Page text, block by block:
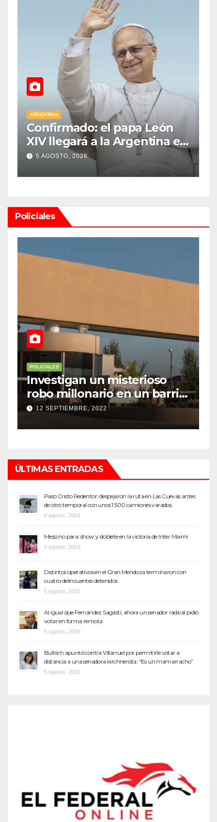
el papa León
la Argentina el
y realizará
ARGENTINA
Más de 900
permanecieron
la mina
nieve:
5 AGOSTO, 2026
Policiales
un misterioso
en un barrio
2022
POLICIALES
Lavalle: cayó
su auto y
heridas
11 SEPTIEMBRE, 2022
ÚLTIMAS ENTRADAS
Paso Cristo Redentor: despejaron la ruta en Las Cuevas antes
de otro temporal con unos 1.500 camiones varados
6 agosto, 2026
Messi no para: show y doblete en la victoria de Inter Miami
6 agosto, 2026
Distintos operativos en el Gran Mendoza terminaron con
cuatro delincuentes detenidos
5 agosto, 2026
Al igual que Fernández Sagasti, ahora un senador radical pidió
votar en forma remota
5 agosto, 2026
Bullrich apuntó contra Villarruel por permitirle votar a
distancia a una senadora kirchnerista: “Es un mamarracho”
5 agosto, 2026